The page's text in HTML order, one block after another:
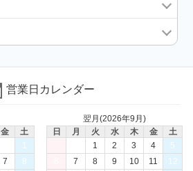
営業日カレンダー
金
土
1
7
8
翌月(2026年9月)
日
月 火 水 木 金
土
1
2 3 4
5
7 8 9 10 11
12